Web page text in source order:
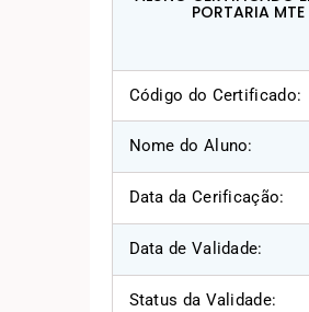
PORTARIA
Código do Certificado:
Nome do Aluno:
Data da Cerificação:
Data de Validade:
Status da Validade: